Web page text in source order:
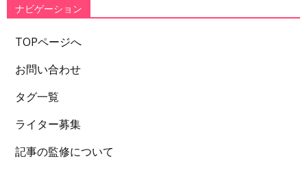
ナビゲーション
TOPページへ
お問い合わせ
タグ一覧
ライター募集
記事の監修について